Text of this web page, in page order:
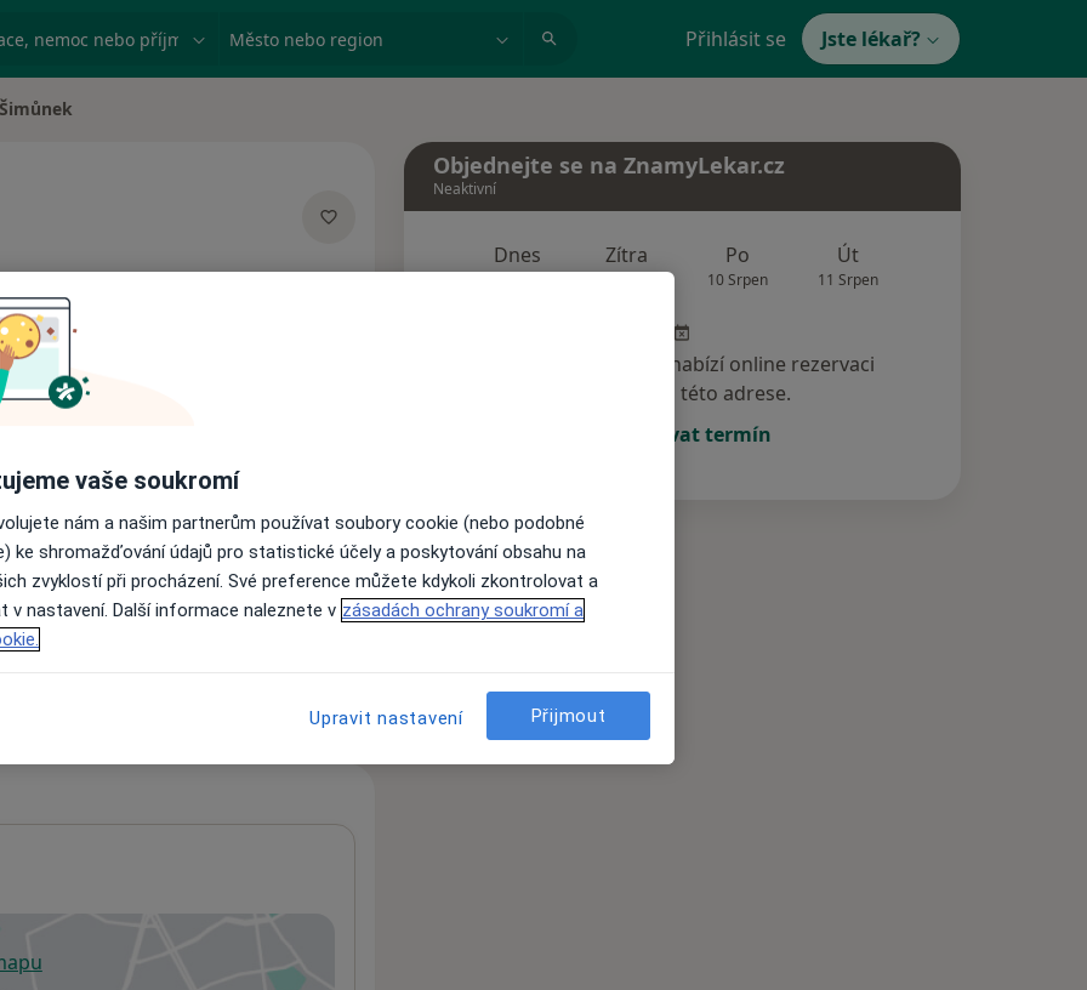
nemoc nebo příjmení Město nebo region Přihlásit se Jste lékař?
Rezervovat termín
Názory pacientů
nejsou k dispozici
informace o svých službách.
v nové záložce
Objednejte se na ZnamyLekar.cz
Neaktivní
Dnes Zítra Po
10 Srpen
Út
11 Srpen
Tento specialista nenabízí online rezervaci
termínu na této adrese.
Rezervovat termín
vaše soukromí
nám a našim partnerům používat soubory cookie (nebo podobné
ke shromažďování údajů pro statistické účely a poskytování obsahu na
zvyklostí při procházení. Své preference můžete kdykoli zkontrolovat a
v nastavení. Další informace naleznete v zásadách ochrany soukromí a
Upravit nastavení Přijmout